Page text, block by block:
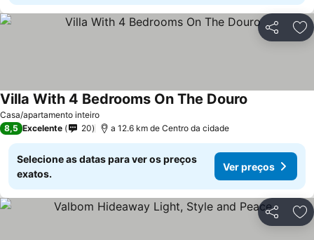
Partilhar
Casa/apartamento inteiro
Villa With 4 Bedrooms On The Douro
8,5 Excelente 20 a 12.6 km de Centro da cidade
Selecione as datas para ver os preços
exatos.
Ver preços
Partilhar